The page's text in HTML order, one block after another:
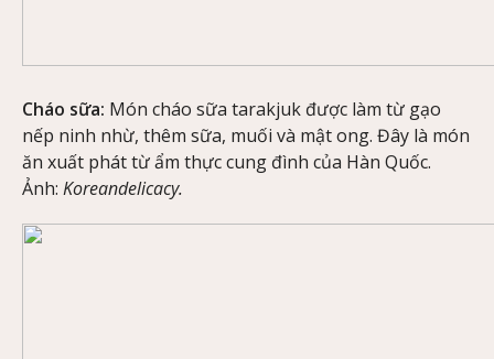
Cháo sữa: Món cháo sữa tarakjuk được làm từ gạo
nếp ninh nhừ, thêm sữa, muối và mật ong. Đây là món
ăn xuất phát từ ẩm thực cung đình của Hàn Quốc.
Ảnh: Koreandelicacy.